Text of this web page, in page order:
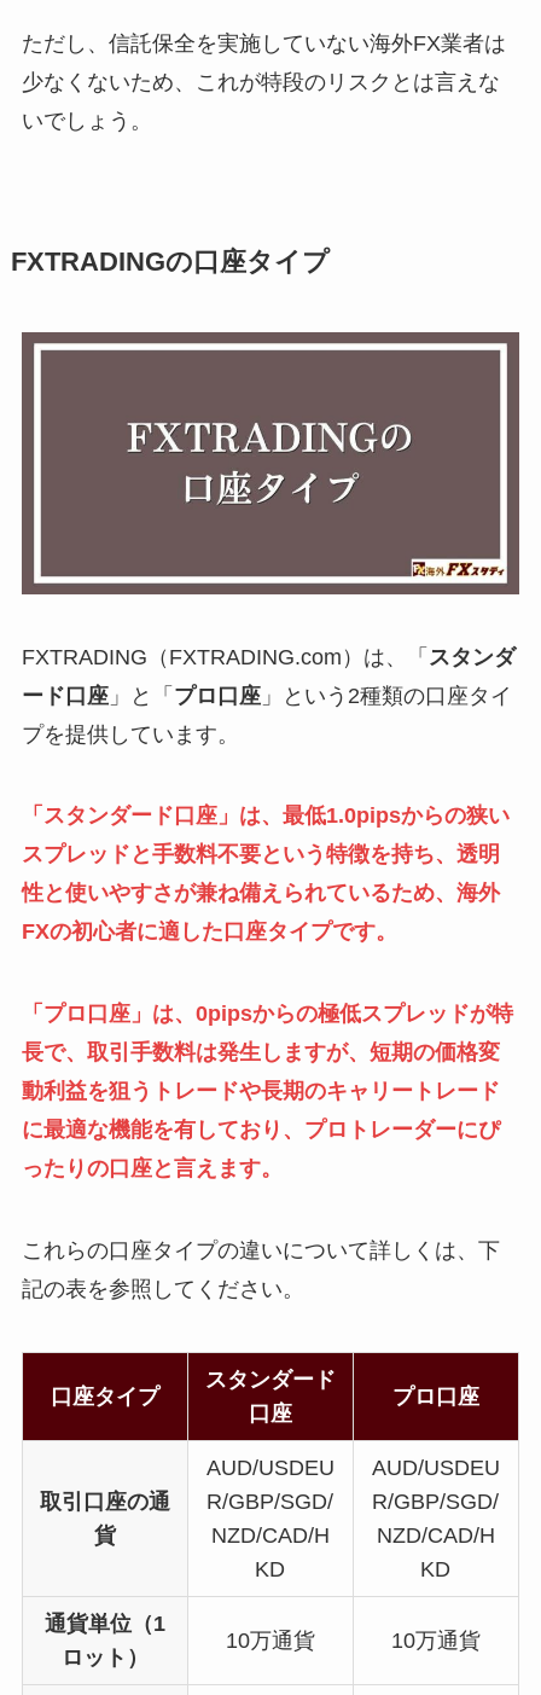
ただし、信託保全を実施していない海外FX業者は
少なくないため、これが特段のリスクとは言えな
いでしょう。
FXTRADINGの口座タイプ
FXTRADING（FXTRADING.com）は、「 スタンダ
ード口座」と「 プロ口座」という2種類の口座タイ
プを提供しています。
「スタンダード口座」は、最低1.0pipsからの狭い
スプレッドと手数料不要という特徴を持ち、透明
性と使いやすさが兼ね備えられているため、海外
FXの初心者に適した口座タイプです。
「プロ口座」は、0pipsからの極低スプレッドが特
長で、取引手数料は発生しますが、短期の価格変
動利益を狙うトレードや長期のキャリートレード
に最適な機能を有しており、プロトレーダーにぴ
ったりの口座と言えます。
これらの口座タイプの違いについて詳しくは、下
記の表を参照してください。
口座タイプ
スタンダード
口座
プロ口座
取引口座の通
貨
AUD/USDEU
R/GBP/SGD/
NZD/CAD/H
KD
AUD/USDEU
R/GBP/SGD/
NZD/CAD/H
KD
通貨単位（1
ロット）
10万通貨 10万通貨